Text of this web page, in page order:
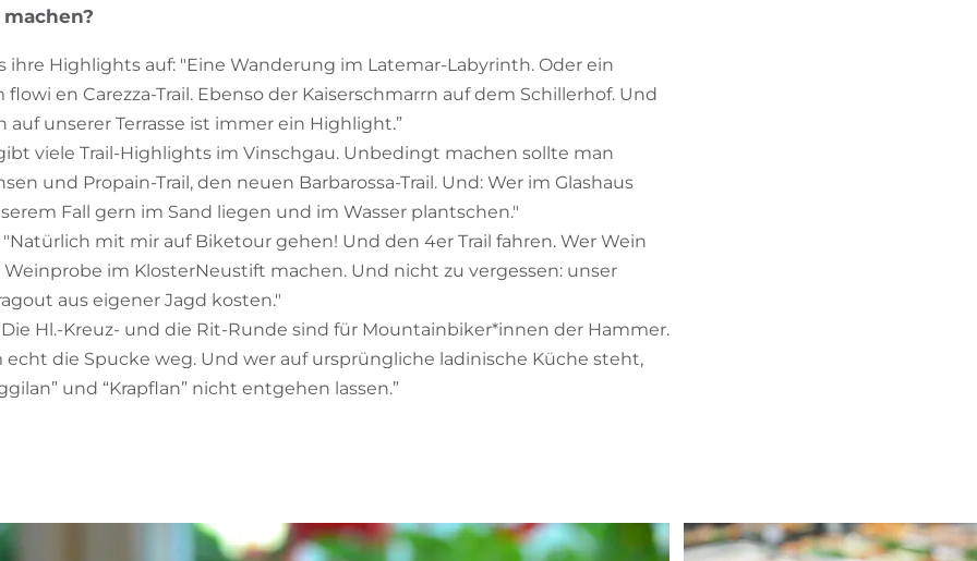
ihre Highlights auf: "Eine Wanderung im Latemar-Labyrinth. Oder ein
en Carezza-Trail. Ebenso der Kaiserschmarrn auf dem Schillerhof. Und
auf unserer Terrasse ist immer ein Highlight.”
viele Trail-Highlights im Vinschgau. Unbedingt machen sollte man
und Propain-Trail, den neuen Barbarossa-Trail. Und: Wer im Glashaus
Fall gern im Sand liegen und im Wasser plantschen."
mit mir auf Biketour gehen! Und den 4er Trail fahren. Wer Wein
im KlosterNeustift machen. Und nicht zu vergessen: unser
aus eigener Jagd kosten."
Hl.-Kreuz- und die Rit-Runde sind für Mountainbiker*innen der Hammer.
die Spucke weg. Und wer auf ursprüngliche ladinische Küche steht,
und “Krapflan” nicht entgehen lassen.”